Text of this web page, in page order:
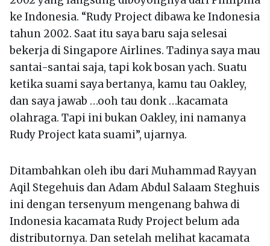
ke Indonesia. “Rudy Project dibawa ke Indonesia
tahun 2002. Saat itu saya baru saja selesai
bekerja di Singapore Airlines. Tadinya saya mau
santai-santai saja, tapi kok bosan yach. Suatu
ketika suami saya bertanya, kamu tau Oakley,
dan saya jawab …ooh tau donk …kacamata
olahraga. Tapi ini bukan Oakley, ini namanya
Rudy Project kata suami”, ujarnya.
Ditambahkan oleh ibu dari Muhammad Rayyan
Aqil Stegehuis dan Adam Abdul Salaam Steghuis
ini dengan tersenyum mengenang bahwa di
Indonesia kacamata Rudy Project belum ada
distributornya. Dan setelah melihat kacamata